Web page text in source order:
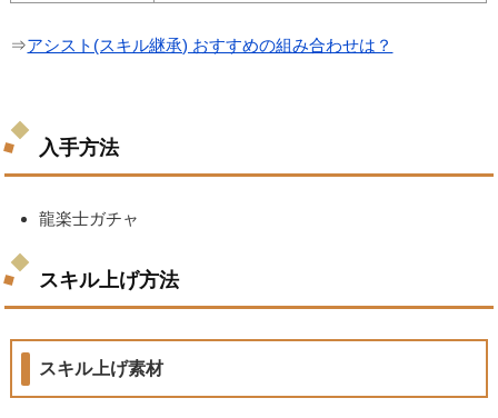
⇒アシスト(スキル継承) おすすめの組み合わせは？
入手方法
龍楽士ガチャ
スキル上げ方法
スキル上げ素材